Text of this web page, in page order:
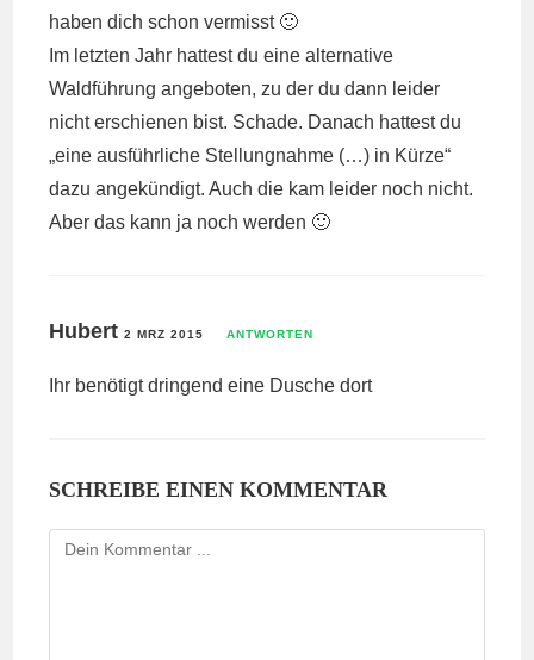
haben dich schon vermisst 🙂
Im letzten Jahr hattest du eine alternative
Waldführung angeboten, zu der du dann leider
nicht erschienen bist. Schade. Danach hattest du
„eine ausführliche Stellungnahme (…) in Kürze“
dazu angekündigt. Auch die kam leider noch nicht.
Aber das kann ja noch werden 🙂
Hubert2 MRZ 2015 ANTWORTEN
Ihr benötigt dringend eine Dusche dort
SCHREIBE EINEN KOMMENTAR
Kommentieren